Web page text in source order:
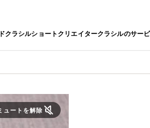
クラシルショートクリエイタークラシルのサー
ュートを解除